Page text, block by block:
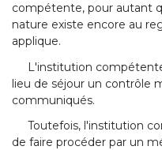
compétente, pour autant
nature existe encore au
applique.
L'institution
lieu de séjour un contrôle
communiqués.
Toutefois, l'institution
de faire procéder par un